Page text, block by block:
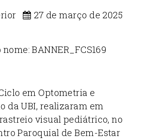
27 de março de 2025
em Optometria e
da UBI, realizaram em
visual pediátrico, no
Paroquial de Bem-Estar